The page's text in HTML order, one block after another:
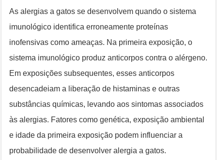
As alergias a gatos se desenvolvem quando o sistema
imunológico identifica erroneamente proteínas
inofensivas como ameaças. Na primeira exposição, o
sistema imunológico produz anticorpos contra o alérgeno.
Em exposições subsequentes, esses anticorpos
desencadeiam a liberação de histaminas e outras
substâncias químicas, levando aos sintomas associados
às alergias. Fatores como genética, exposição ambiental
e idade da primeira exposição podem influenciar a
probabilidade de desenvolver alergia a gatos.